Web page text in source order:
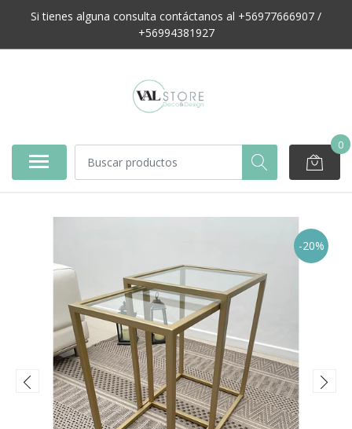
Si tienes alguna consulta contáctanos al +56977666907 /
+56994381927
0
-20%